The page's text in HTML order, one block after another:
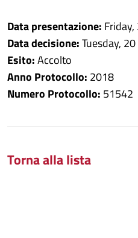
Data presentazione:
Data decisione:Tuesday,
Esito:Accolto
Anno Protocollo: 2018
Numero Protocollo: 51542
Torna alla lista